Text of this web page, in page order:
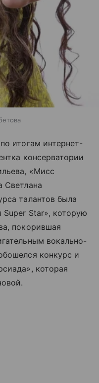
итогам интернет-
консерватории
«Мисс
Светлана
талантов была
Star», которую
покорившая
вокально-
конкурс и
которая